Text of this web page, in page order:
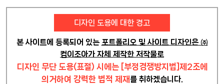
디자인 도용에 대한 경고
본 사이트에 등록되어 있는 포트폴리오 및 사이트 디자인은 ㈜
컴이조아가 자체 제작한 저작물로
디자인 무단 도용(표절) 시에는 [부정경쟁방지법]제2조에
의거하여 강력한 법적 제재를 취하겠습니다.